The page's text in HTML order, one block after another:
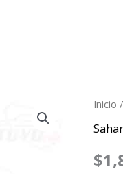
Inicio /
$
Aire